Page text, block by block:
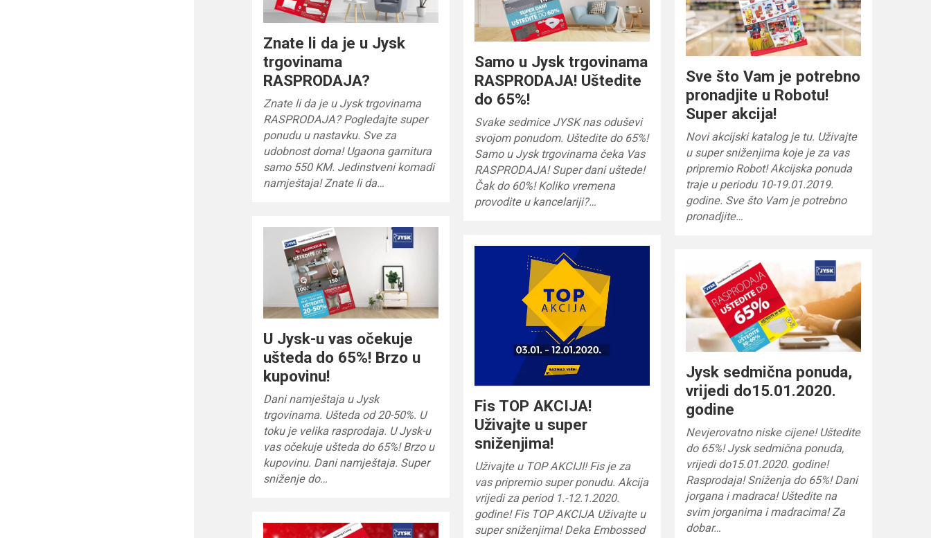
Znate li da je u Jysk
trgovinama
RASPRODAJA?
Znate li da je u Jysk trgovinama
RASPRODAJA? Pogledajte super
ponudu u nastavku. Sve za
udobnost doma! Ugaona garnitura
samo 550 KM. Jedinstveni komadi
namještaja! Znate li da…
Samo u Jysk trgovinama
RASPRODAJA! Uštedite
do 65%!
Svake sedmice JYSK nas oduševi
svojom ponudom. Uštedite do 65%!
Samo u Jysk trgovinama čeka Vas
RASPRODAJA! Super dani uštede!
Čak do 60%! Koliko vremena
provodite u kancelariji?…
Sve što Vam je potrebno
pronadjite u Robotu!
Super akcija!
Novi akcijski katalog je tu. Uživajte
u super sniženjima koje je za vas
pripremio Robot! Akcijska ponuda
traje u periodu 10-19.01.2019.
godine. Sve što Vam je potrebno
pronadjite…
U Jysk-u vas očekuje
ušteda do 65%! Brzo u
kupovinu!
Dani namještaja u Jysk
trgovinama. Ušteda od 20-50%. U
toku je velika rasprodaja. U Jysk-u
vas očekuje ušteda do 65%! Brzo u
kupovinu. Dani namještaja. Super
sniženje do…
Fis TOP AKCIJA!
Uživajte u super
sniženjima!
Uživajte u TOP AKCIJI! Fis je za
vas pripremio super ponudu. Akcija
vrijedi za period 1.-12.1.2020.
godine! Fis TOP AKCIJA Uživajte u
super sniženjima! Deka Embossed
Jysk sedmična ponuda,
vrijedi do15.01.2020.
godine
Nevjerovatno niske cijene! Uštedite
do 65%! Jysk sedmična ponuda,
vrijedi do15.01.2020. godine!
Rasprodaja! Sniženja do 65%! Dani
jorgana i madraca! Uštedite na
svim jorganima i madracima! Za
dobar…